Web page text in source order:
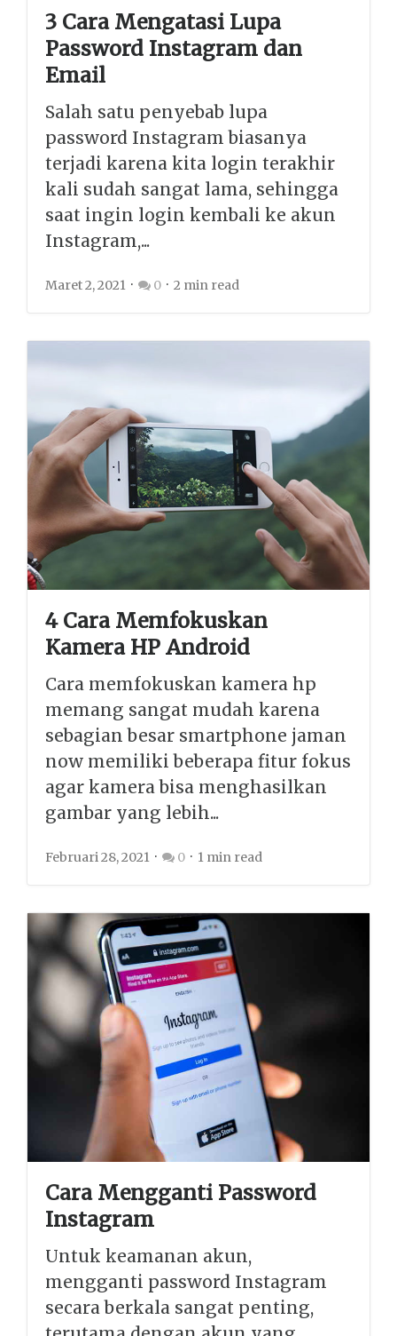
3 Cara Mengatasi Lupa
Password Instagram dan
Email
Salah satu penyebab lupa
password Instagram biasanya
terjadi karena kita login terakhir
kali sudah sangat lama, sehingga
saat ingin login kembali ke akun
Instagram,...
Maret 2, 2021 0 2 min read
4 Cara Memfokuskan
Kamera HP Android
Cara memfokuskan kamera hp
memang sangat mudah karena
sebagian besar smartphone jaman
now memiliki beberapa fitur fokus
agar kamera bisa menghasilkan
gambar yang lebih...
Februari 28, 2021 0 1 min read
Cara Mengganti Password
Instagram
Untuk keamanan akun,
mengganti password Instagram
secara berkala sangat penting,